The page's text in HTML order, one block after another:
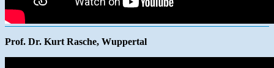
Prof. Dr. Kurt Rasche, Wuppertal